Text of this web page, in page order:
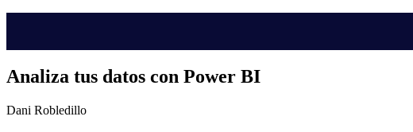
Analiza tus datos con Power BI
Dani Robledillo